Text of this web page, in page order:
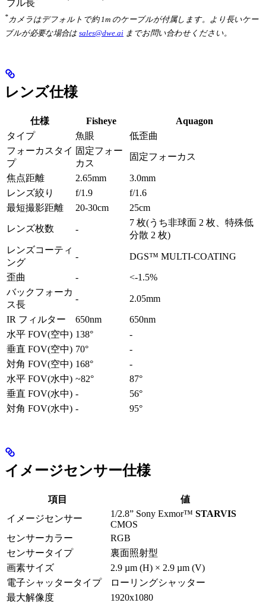
ブル長
* カメラはデフォルトで約 1m のケーブルが付属します。より長いケー
ブルが必要な場合は sales@dwe.ai までお問い合わせください。
レンズ仕様
仕様 Fisheye
Aquagon
タイプ
魚眼
低歪曲
フォーカスタイ
プ
固定フォー
カス
固定フォーカス
焦点距離 2.65mm
3.0mm
レンズ絞り
f/1.9
f/1.6
最短撮影距離
20-30cm 25cm
レンズ枚数 -
7 枚(うち非球面 2 枚、特殊低
分散 2 枚)
レンズコーティ
ング
- DGS™ MULTI-COATING
歪曲 -
<-1.5%
バックフォーカ
ス長
- 2.05mm
IR フィルター 650nm
650nm
水平 FOV(空中) 138°
-
垂直 FOV(空中) 70°
-
対角 FOV(空中) 168°
-
水平 FOV(水中) ~82°
87°
垂直 FOV(水中) -
56°
対角 FOV(水中) - 95°
イメージセンサー仕様
項目
値
イメージセンサー
1/2.8” Sony Exmor™ STARVIS
CMOS
センサーカラー
RGB
センサータイプ
裏面照射型
画素サイズ
2.9 µm (H) × 2.9 µm (V)
電子シャッタータイプ
ローリングシャッター
最大解像度
1920x1080